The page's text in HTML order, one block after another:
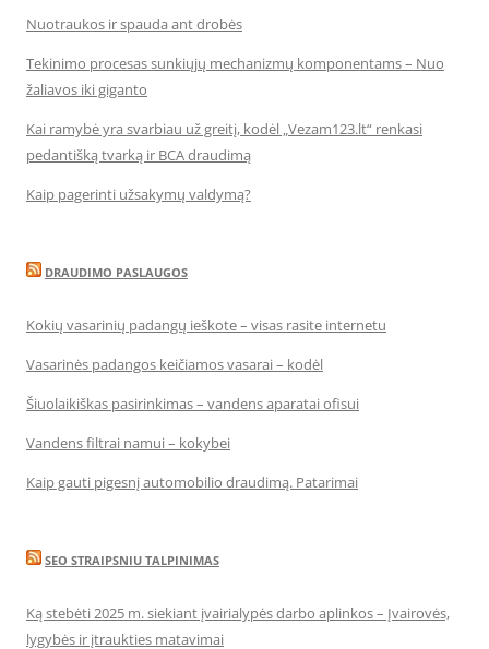
Nuotraukos ir spauda ant drobės
Tekinimo procesas sunkiųjų mechanizmų komponentams – Nuo
žaliavos iki giganto
Kai ramybė yra svarbiau už greitį, kodėl „Vezam123.lt“ renkasi
pedantišką tvarką ir BCA draudimą
Kaip pagerinti užsakymų valdymą?
DRAUDIMO PASLAUGOS
Kokių vasarinių padangų ieškote – visas rasite internetu
Vasarinės padangos keičiamos vasarai – kodėl
Šiuolaikiškas pasirinkimas – vandens aparatai ofisui
Vandens filtrai namui – kokybei
Kaip gauti pigesnį automobilio draudimą. Patarimai
SEO STRAIPSNIU TALPINIMAS
Ką stebėti 2025 m. siekiant įvairialypės darbo aplinkos – Įvairovės,
lygybės ir įtraukties matavimai